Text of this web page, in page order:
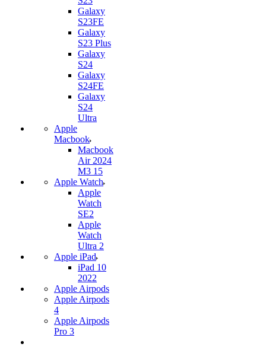
Galaxy
S23FE
Galaxy
S23 Plus
Galaxy
S24
Galaxy
S24FE
Galaxy
S24
Ultra
Apple
Macbook
Macbook
Air 2024
M3 15
Apple Watch
Apple
Watch
SE2
Apple
Watch
Ultra 2
Apple iPad
iPad 10
2022
Apple Airpods
Apple Airpods
4
Apple Airpods
Pro 3